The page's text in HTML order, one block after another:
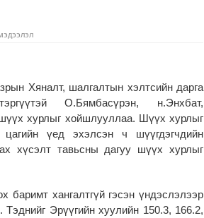
Хяналт, шалгалтын хэлтсийн дарга
О.Бямбасүрэн, н.Энхбат,
хурлыг хойшлууллаа. Шүүх хурлыг
үед эхэлсэн ч шүүгдэгчдийн
хүсэлт тавьсны дагуу шүүх хурлыг
баримт хангалтгүй гэсэн үндэслэлээр
Эрүүгийн хуулийн 150.3, 166.2,